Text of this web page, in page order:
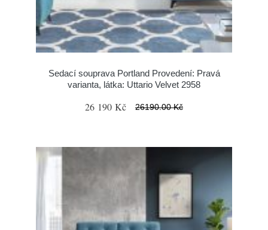
Sedací souprava Portland Provedení: Pravá
varianta, látka: Uttario Velvet 2958
26 190 Kč 26190.00 Kč